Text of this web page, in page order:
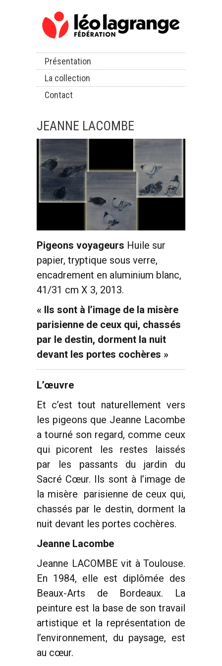
Présentation
La collection
Contact
JEANNE LACOMBE
Pigeons voyageurs Huile sur
papier, tryptique sous verre,
encadrement en aluminium blanc,
41/31 cm X 3, 2013.
« Ils sont à l’image de la misère
parisienne de ceux qui, chassés
par le destin, dorment la nuit
devant les portes cochères »
L’œuvre
Et c’est tout naturellement vers
les pigeons que Jeanne Lacombe
a tourné son regard, comme ceux
qui picorent les restes laissés
par les passants du jardin du
Sacré Cœur. Ils sont à l’image de
la misère parisienne de ceux qui,
chassés par le destin, dorment la
nuit devant les portes cochères.
Jeanne Lacombe
Jeanne LACOMBE vit à Toulouse.
En 1984, elle est diplômée des
Beaux-Arts de Bordeaux. La
peinture est la base de son travail
artistique et la représentation de
l’environnement, du paysage, est
au cœur.